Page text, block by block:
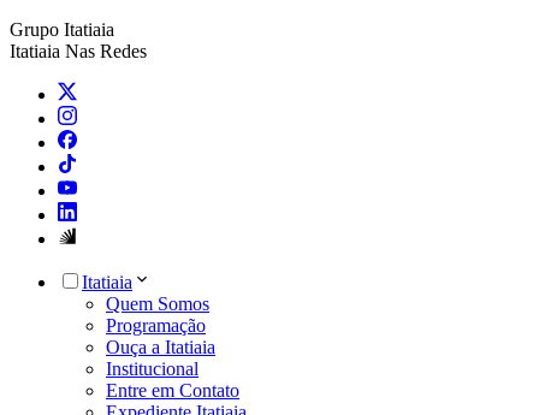
Grupo Itatiaia
Itatiaia Nas Redes
Itatiaia
Quem Somos
Programação
Ouça a Itatiaia
Institucional
Entre em Contato